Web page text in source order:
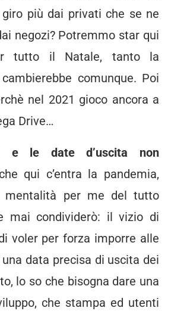
più dai privati che se ne
negozi? Potremmo star qui
tutto il Natale, tanto la
comunque. Poi
nel 2021 gioco ancora a
Drive…
e le date d’uscita non
qui c’entra la pandemia,
mentalità per me del tutto
mai condividerò: il vizio di
voler per forza imporre alle
data precisa di uscita dei
lo so che bisogna dare una
che stampa ed utenti